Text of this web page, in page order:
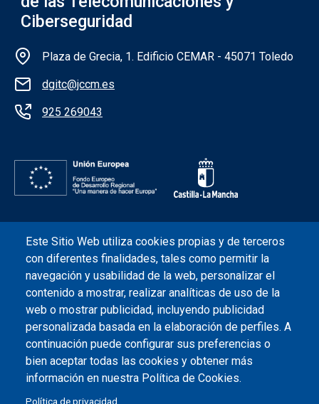
Este Sitio Web utiliza cookies propias y de terceros
con diferentes finalidades, tales como permitir la
navegación y usabilidad de la web, personalizar el
contenido a mostrar, realizar analíticas de uso de la
web o mostrar publicidad, incluyendo publicidad
personalizada basada en la elaboración de perfiles. A
continuación puede configurar sus preferencias o
bien aceptar todas las cookies y obtener más
información en nuestra Política de Cookies.
Política de privacidad
Ciberseguridad
Información de la institución
Plaza de Grecia, 1. Edificio CEMAR - 45071 Toledo
dgitc@jccm.es
925 269043
Redes sociales JCCM
Menú legal
Accesibilidad Aviso legal Protección de datos